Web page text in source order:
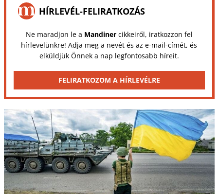
HÍRLEVÉL-FELIRATKOZÁS
Ne maradjon le a Mandinercikkeiről, iratkozzon fel
hírlevelünkre! Adja meg a nevét és az e-mail-címét, és
elküldjük Önnek a nap legfontosabb híreit.
FELIRATKOZOM A HÍRLEVÉLRE